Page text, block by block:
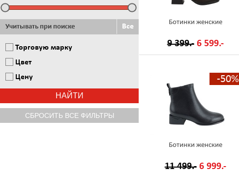
Учитывать при поиске Все
Торговую марку
Цвет
Цену
Ботинки женские
9 399.- 6 599.-
-50%
Ботинки женские
11 499.- 6 999.-